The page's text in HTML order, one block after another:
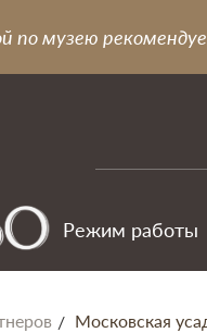
по музею
Режим работы
Московская